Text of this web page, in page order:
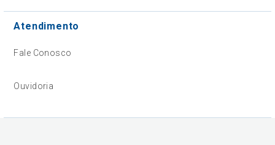
Atendimento
Fale Conosco
Ouvidoria